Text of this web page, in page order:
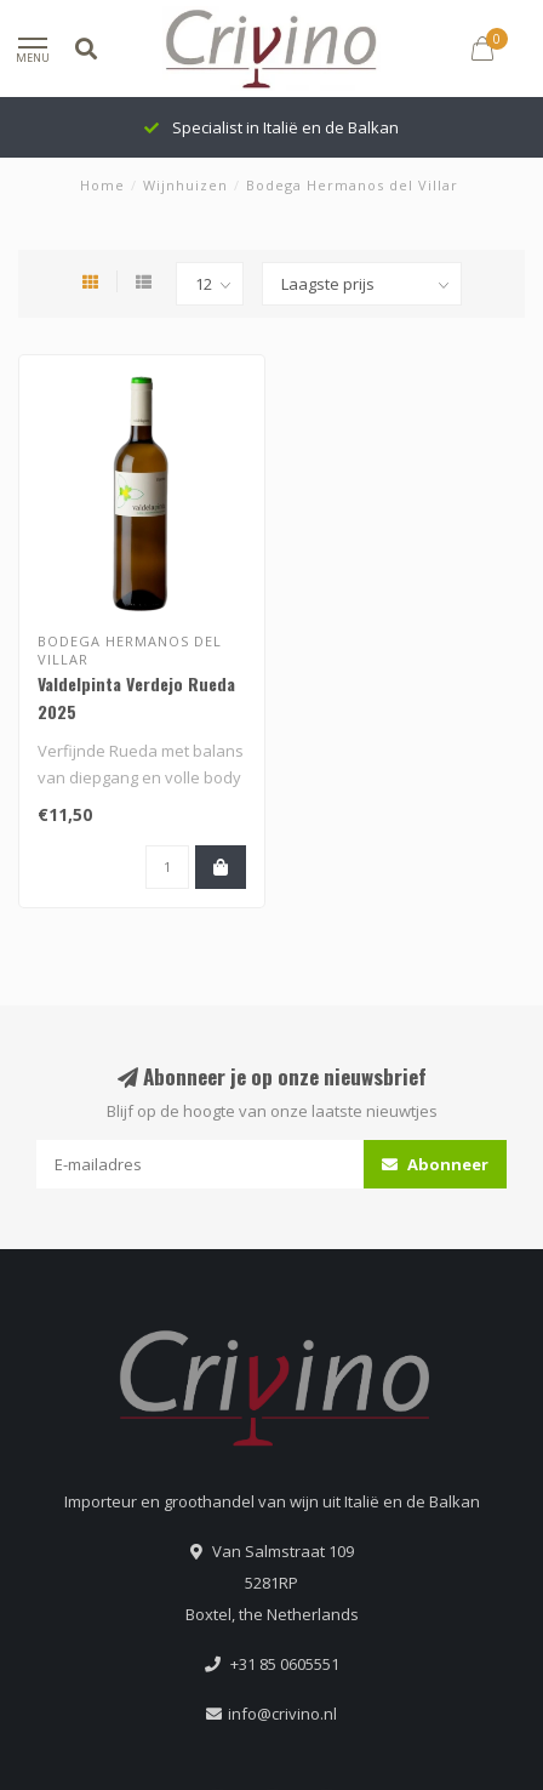
MENU
0
Specialist in Italië en de Balkan
Home / Wijnhuizen / Bodega Hermanos del Villar
BODEGA HERMANOS DEL
VILLAR
Valdelpinta Verdejo Rueda
2025
Verfijnde Rueda met balans
van diepgang en volle body
en geuren en smaken van
€11,50
Abonneer je op onze nieuwsbrief
Blijf op de hoogte van onze laatste nieuwtjes
Abonneer
Importeur en groothandel van wijn uit Italië en de Balkan
Van Salmstraat 109
5281RP
Boxtel, the Netherlands
+31 85 0605551
info@crivino.nl